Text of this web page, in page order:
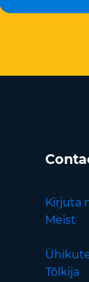
Kirjuta
Meist
Tõlkija